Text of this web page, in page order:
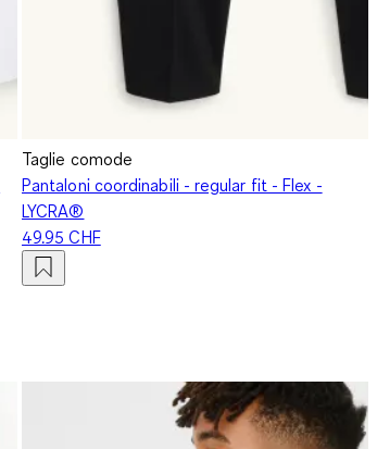
Taglie comode
Pantaloni coordinabili - regular fit - Flex -
LYCRA®
49.95 CHF